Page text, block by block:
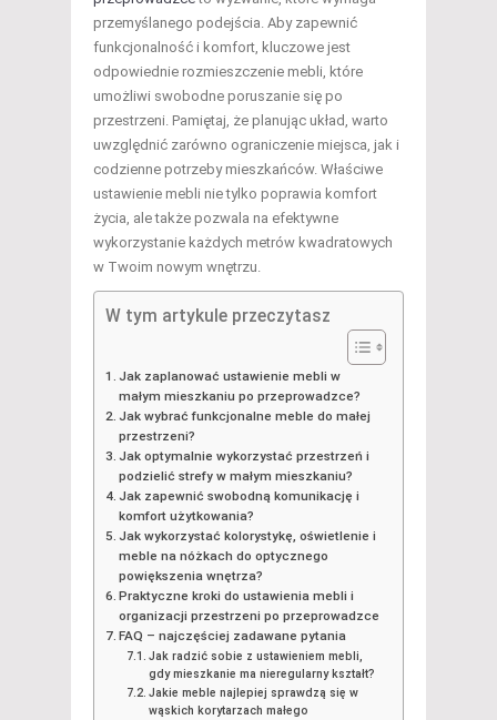
przemyślanego podejścia. Aby zapewnić
funkcjonalność i komfort, kluczowe jest
odpowiednie rozmieszczenie mebli, które
umożliwi swobodne poruszanie się po
przestrzeni. Pamiętaj, że planując układ, warto
uwzględnić zarówno ograniczenie miejsca, jak i
codzienne potrzeby mieszkańców. Właściwe
ustawienie mebli nie tylko poprawia komfort
życia, ale także pozwala na efektywne
wykorzystanie każdych metrów kwadratowych
w Twoim nowym wnętrzu.
W tym artykule przeczytasz
Jak zaplanować ustawienie mebli w
małym mieszkaniu po przeprowadzce?
Jak wybrać funkcjonalne meble do małej
przestrzeni?
Jak optymalnie wykorzystać przestrzeń i
podzielić strefy w małym mieszkaniu?
Jak zapewnić swobodną komunikację i
komfort użytkowania?
Jak wykorzystać kolorystykę, oświetlenie i
meble na nóżkach do optycznego
powiększenia wnętrza?
Praktyczne kroki do ustawienia mebli i
organizacji przestrzeni po przeprowadzce
FAQ – najczęściej zadawane pytania
Jak radzić sobie z ustawieniem mebli,
gdy mieszkanie ma nieregularny kształt?
Jakie meble najlepiej sprawdzą się w
wąskich korytarzach małego